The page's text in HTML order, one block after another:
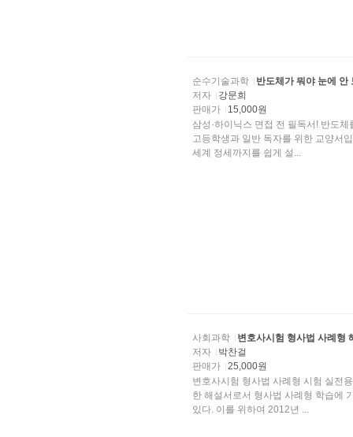
순수기술과학
반도체가 뭐야 눈에 안
저자
강문희
판매가
15,000원
삼성·하이닉스 면접 전 필독서! 반도
고등학생과 일반 독자를 위한 교양서
세계 정세까지를 쉽게 설...
사회과학
변호사시험 형사법 사례형
저자
박찬걸
판매가
25,000원
변호사시험 형사법 사례형 시험 실전
한 해설서로서 형사법 사례형 학습에
있다. 이를 위하여 2012년 ...